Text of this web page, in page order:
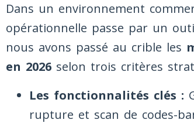
Dans un environnement
opérationnelle passe par un
nous avons passé au crible les
en 2026 selon trois critères
Les fonctionnalités clés :
rupture et scan de codes-